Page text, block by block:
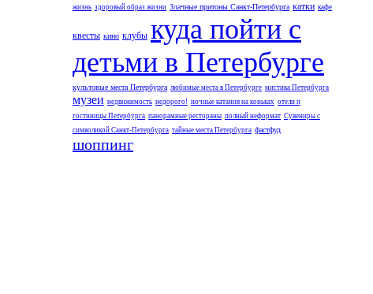
жизнь здоровый образ жизни Злачные притоны Санкт-Петербурга катки кафе
квесты кино клубы куда пойти с
детьми в Петербурге
культовые места Петербурга любимые места в Петербурге мистика Петербурга
музеи недвижимость недорого! ночные катания на коньках отели и
гостиницы Петербурга панорамные рестораны полный неформат Сувениры с
символикой Санкт-Петербурга тайные места Петербурга фастфуд
шоппинг